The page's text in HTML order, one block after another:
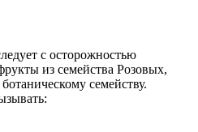
с осторожностью
из семейства Розовых,
семейству.